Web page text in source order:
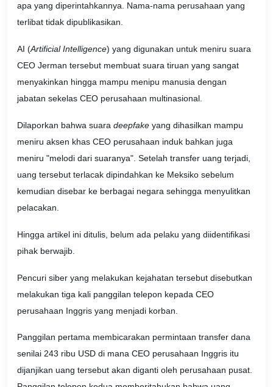
apa yang diperintahkannya. Nama-nama perusahaan yang
terlibat tidak dipublikasikan.
AI (Artificial Intelligence) yang digunakan untuk meniru suara
CEO Jerman tersebut membuat suara tiruan yang sangat
menyakinkan hingga mampu menipu manusia dengan
jabatan sekelas CEO perusahaan multinasional.
Dilaporkan bahwa suara deepfake yang dihasilkan mampu
meniru aksen khas CEO perusahaan induk bahkan juga
meniru "melodi dari suaranya". Setelah transfer uang terjadi,
uang tersebut terlacak dipindahkan ke Meksiko sebelum
kemudian disebar ke berbagai negara sehingga menyulitkan
pelacakan.
Hingga artikel ini ditulis, belum ada pelaku yang diidentifikasi
pihak berwajib.
Pencuri siber yang melakukan kejahatan tersebut disebutkan
melakukan tiga kali panggilan telepon kepada CEO
perusahaan Inggris yang menjadi korban.
Panggilan pertama membicarakan permintaan transfer dana
senilai 243 ribu USD di mana CEO perusahaan Inggris itu
dijanjikan uang tersebut akan diganti oleh perusahaan pusat.